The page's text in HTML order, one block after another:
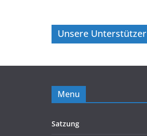
Unsere Unterstützer
Menu
Satzung